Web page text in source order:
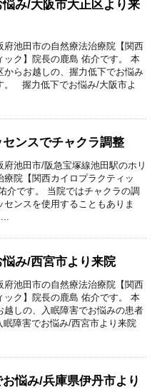
み/大阪市大正区より来
府池田市の自然療法治療院【関西
ック】院長の鹿島 佑介です。 本
からお越しの、握力低下でお悩み
。 握力低下でお悩み/大阪市よ
ンスでチャクラ調整
府池田市/阪急宝塚線池田駅のホリ
療院【関西カイロプラクティッ
介です。 当院ではチャクラの調
センスを使用することもありま
み/西宮市より来院
府池田市の自然療法治療院【関西
ック】院長の鹿島 佑介です。 本
越しの、入眠障害でお悩みの患者
障害でお悩み/西宮市より来院
悩み/兵庫県伊丹市より